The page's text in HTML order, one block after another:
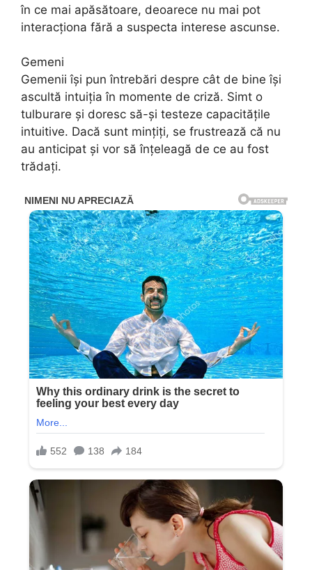
în ce mai apăsătoare, deoarece nu mai pot
interacționa fără a suspecta interese ascunse.
Gemeni
Gemenii își pun întrebări despre cât de bine își
ascultă intuiția în momente de criză. Simt o
tulburare și doresc să-și testeze capacitățile
intuitive. Dacă sunt mințiți, se frustrează că nu
au anticipat și vor să înțeleagă de ce au fost
trădați.